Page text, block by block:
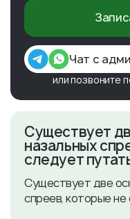
Чат с
или позвоните
Существует
назальных
следует
Существует две
спреев, которые не